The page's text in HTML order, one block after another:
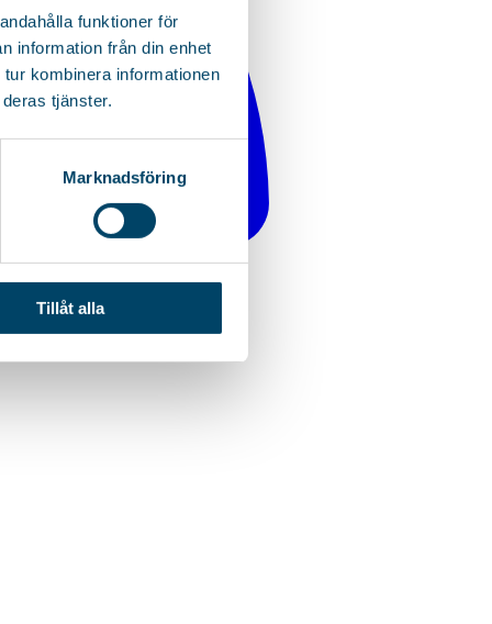
funktioner för
information från din enhet
kombinera informationen
tjänster.
Marknadsföring
Tillåt alla